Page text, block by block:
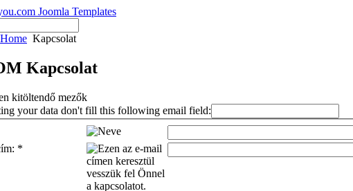
Home Kapcsolat
Kapcsolat
kitöltendő mezők
your data don't fill this following email field:
*